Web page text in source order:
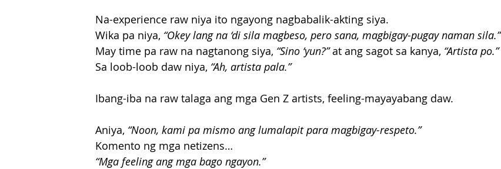
Na-experience raw niya ito ngayong nagbabalik-akting siya.
Wika pa niya, “Okey lang na ‘di sila magbeso, pero sana, magbigay-pugay naman sila.”
May time pa raw na nagtanong siya, “Sino ‘yun?” at ang sagot sa kanya, “Artista po.”
Sa loob-loob daw niya, “Ah, artista pala.”
Ibang-iba na raw talaga ang mga Gen Z artists, feeling-mayayabang daw.
Aniya, “Noon, kami pa mismo ang lumalapit para magbigay-respeto.”
Komento ng mga netizens…
“Mga feeling ang mga bago ngayon.”